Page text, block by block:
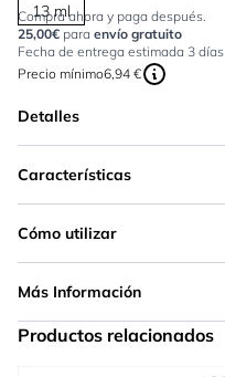
13 ml
Compra ahora y paga después.
25,00€ para envío gratuito
Fecha de entrega estimada 3 días
Precio mínimo6,94 €
Detalles
Características
Cómo utilizar
Más Información
Productos relacionados